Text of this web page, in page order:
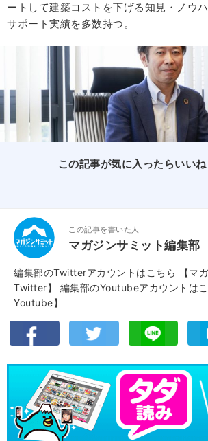
ートして建築コストを下げる知見・ノウハ
サポート実績を多数持つ。
この記事が気に入ったらいいね
この記事を書いた人
マガジンサミット編集部
編集部のTwitterアカウントはこちら
【マ
Twitter】
編集部のYoutubeアカウントは
Youtube】